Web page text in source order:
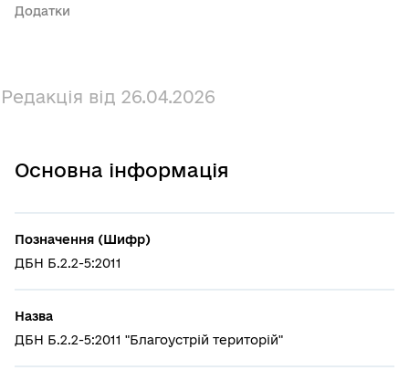
Редакція від 26.04.2026
Основна інформація
Позначення (Шифр)
ДБН Б.2.2-5:2011
Назва
ДБН Б.2.2-5:2011 "Благоустрій територій"
Додатки